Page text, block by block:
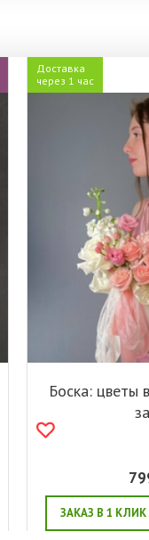
Доставка
через 1 час
Боска: цветы
ЗАКАЗ В 1 КЛИК